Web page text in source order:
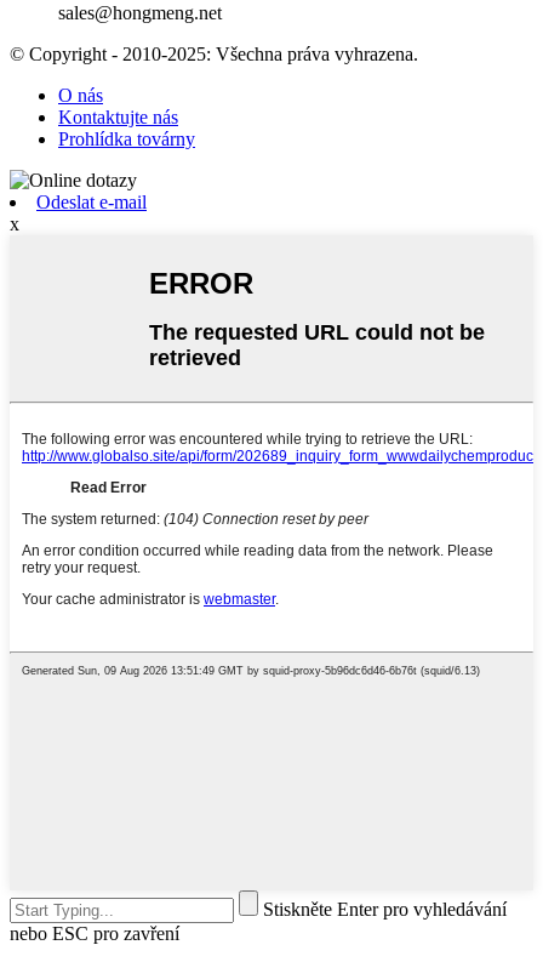
sales@hongmeng.net
© Copyright - 2010-2025: Všechna práva vyhrazena.
O nás
Kontaktujte nás
Prohlídka továrny
Odeslat e-mail
x
Stiskněte Enter pro vyhledávání
nebo ESC pro zavření